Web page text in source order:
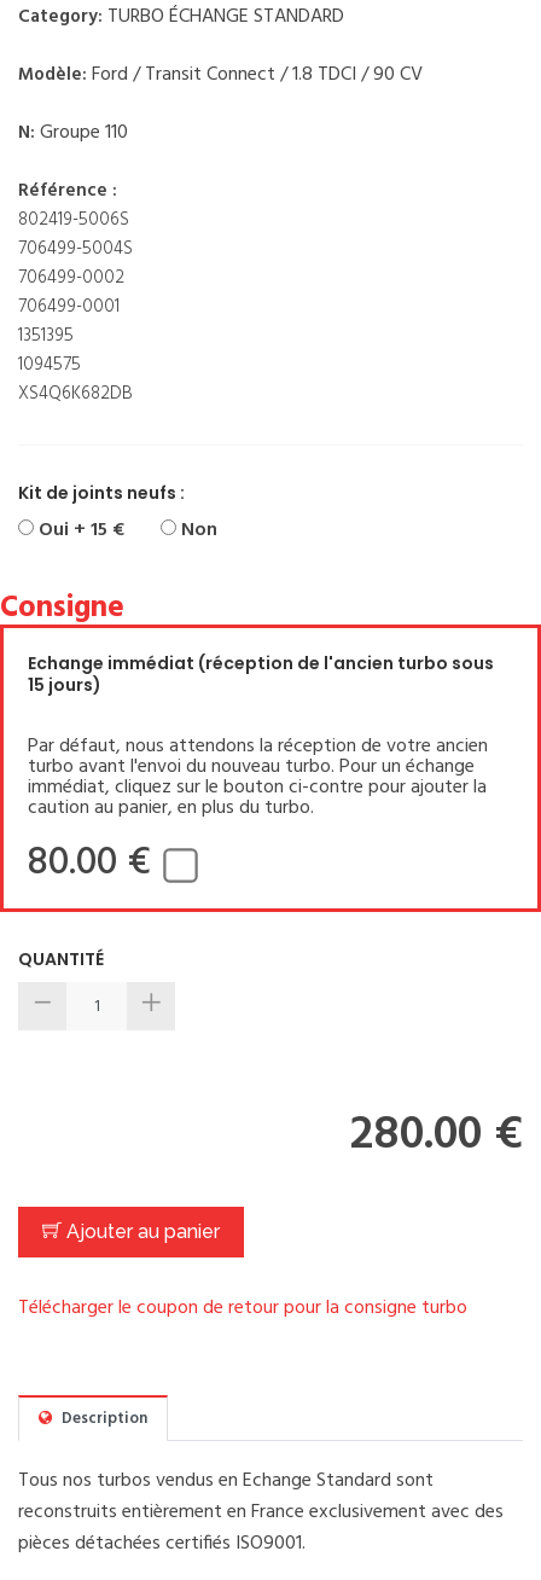
Category: TURBO ÉCHANGE STANDARD
Modèle: Ford / Transit Connect / 1.8 TDCI / 90 CV
N: Groupe 110
Référence :
802419-5006S
706499-5004S
706499-0002
706499-0001
1351395
1094575
XS4Q6K682DB
Kit de joints neufs :
Oui + 15 € Non
Consigne
Echange immédiat (réception de l'ancien turbo sous
15 jours)
Par défaut, nous attendons la réception de votre ancien
turbo avant l'envoi du nouveau turbo. Pour un échange
immédiat, cliquez sur le bouton ci-contre pour ajouter la
caution au panier, en plus du turbo.
80.00 €
QUANTITÉ
280.00 €
Ajouter au panier
Télécharger le coupon de retour pour la consigne turbo
Description
Tous nos turbos vendus en Echange Standard sont
reconstruits entièrement en France exclusivement avec des
pièces détachées certifiés ISO9001.